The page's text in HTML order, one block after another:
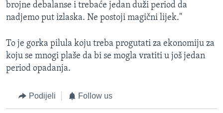
brojne debalanse i trebaće jedan duži period da
nadjemo put izlaska. Ne postoji magični lijek."
To je gorka pilula koju treba progutati za ekonomiju za
koju se mnogi plaše da bi se mogla vratiti u još jedan
period opadanja.
Podijeli Follow us